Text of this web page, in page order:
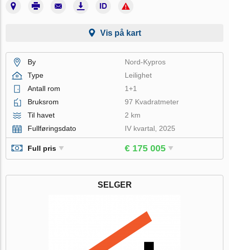
Vis på kart
By
Nord-Kypros
Type
Leilighet
Antall rom
1+1
Bruksrom
97 Kvadratmeter
Til havet
2 km
Fullføringsdato
IV kvartal, 2025
Full pris € 175 005
SELGER